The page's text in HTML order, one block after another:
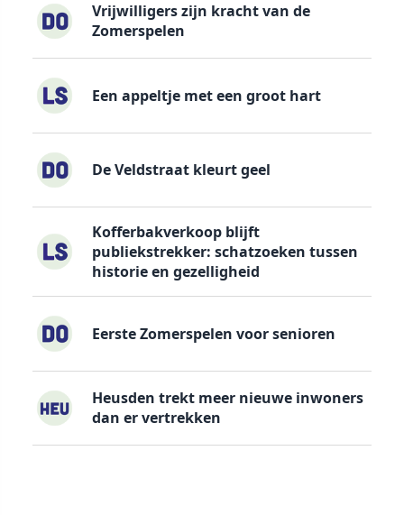
Vrijwilligers zijn kracht van de
Zomerspelen
Een appeltje met een groot hart
De Veldstraat kleurt geel
Kofferbakverkoop blijft
publiekstrekker: schatzoeken tussen
historie en gezelligheid
Eerste Zomerspelen voor senioren
Heusden trekt meer nieuwe inwoners
dan er vertrekken